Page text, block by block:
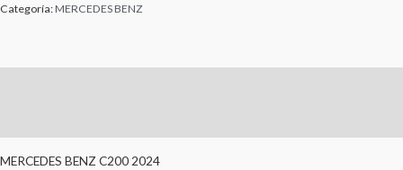
Categoría:MERCEDES BENZ
MERCEDES BENZ C200 2024